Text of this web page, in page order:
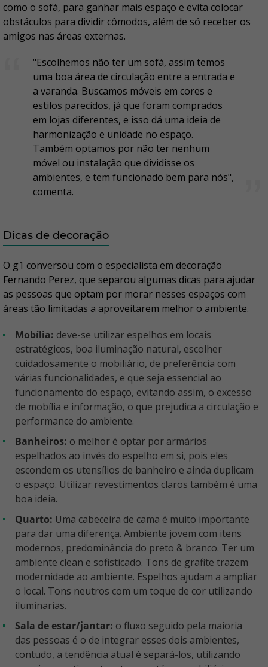
como o sofá, para ganhar mais espaço e evita colocar
obstáculos para dividir cômodos, além de só receber os
amigos nas áreas externas.
"Escolhemos não ter um sofá, assim temos
uma boa área de circulação entre a entrada e
a varanda. Buscamos móveis em cores e
estilos parecidos, já que foram comprados
em lojas diferentes, e isso dá uma ideia de
harmonização e unidade no espaço.
Também optamos por não ter nenhum
móvel ou instalação que dividisse os
ambientes, e tem funcionado bem para nós",
comenta.
Dicas de decoração
O g1 conversou com o especialista em decoração
Fernando Perez, que separou algumas dicas para ajudar
as pessoas que optam por morar nesses espaços com
áreas tão limitadas a aproveitarem melhor o ambiente.
Mobília: deve-se utilizar espelhos em locais
estratégicos, boa iluminação natural, escolher
cuidadosamente o mobiliário, de preferência com
várias funcionalidades, e que seja essencial ao
funcionamento do espaço, evitando assim, o excesso
de mobília e informação, o que prejudica a circulação e
performance do ambiente.
Banheiros: o melhor é optar por armários
espelhados ao invés do espelho em si, pois eles
escondem os utensílios de banheiro e ainda duplicam
o espaço. Utilizar revestimentos claros também é uma
boa ideia.
Quarto: Uma cabeceira de cama é muito importante
para dar uma diferença. Ambiente jovem com itens
modernos, predominância do preto & branco. Ter um
ambiente clean e sofisticado. Tons de grafite trazem
modernidade ao ambiente. Espelhos ajudam a ampliar
o local. Tons neutros com um toque de cor utilizando
iluminarias.
Sala de estar/jantar: o fluxo seguido pela maioria
das pessoas é o de integrar esses dois ambientes,
contudo, a tendência atual é separá-los, utilizando